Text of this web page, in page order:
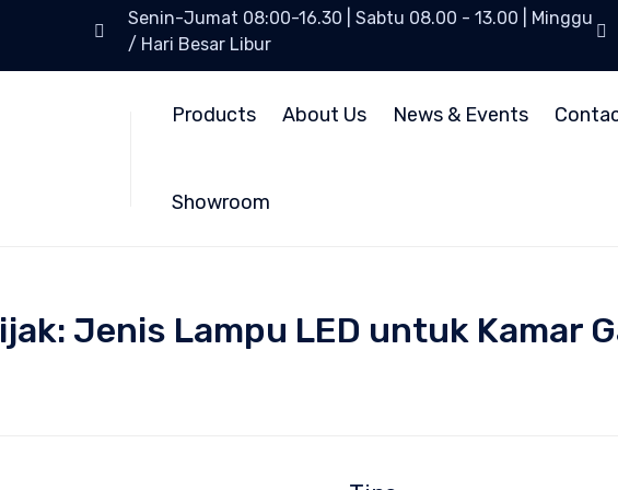
Senin-Jumat 08:00-16.30 | Sabtu 08.00 - 13.00 | Minggu
/ Hari Besar Libur
Products About Us News & Events
Showroom
Jenis Lampu LED untuk Kamar